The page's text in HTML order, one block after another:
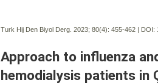
Turk Hij Den Biyol Derg. 2023; 80(4): 455-462 | DOI:
Approach to influenza
hemodialysis patients in